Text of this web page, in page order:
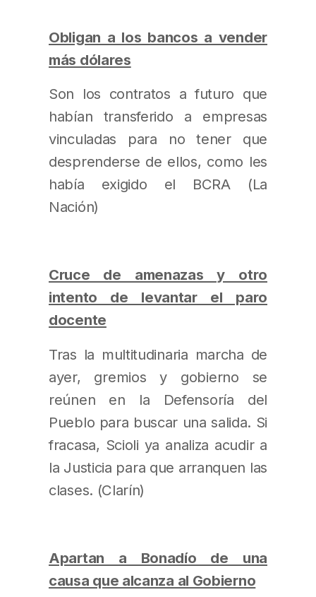
Obligan a los bancos a vender
más dólares
Son los contratos a futuro que
habían transferido a empresas
vinculadas para no tener que
desprenderse de ellos, como les
había exigido el BCRA (La
Nación)
Cruce de amenazas y otro
intento de levantar el paro
docente
Tras la multitudinaria marcha de
ayer, gremios y gobierno se
reúnen en la Defensoría del
Pueblo para buscar una salida. Si
fracasa, Scioli ya analiza acudir a
la Justicia para que arranquen las
clases. (Clarín)
Apartan a Bonadío de una
causa que alcanza al Gobierno